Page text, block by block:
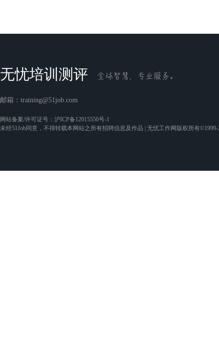
无忧培训测评
邮箱： training@51job.com
网站备案/许可证号： 沪ICP备12015550号-1
未经51Job同意，不得转载本网站之所有招聘信息及作品 | 无忧工作网版权所有©1999-